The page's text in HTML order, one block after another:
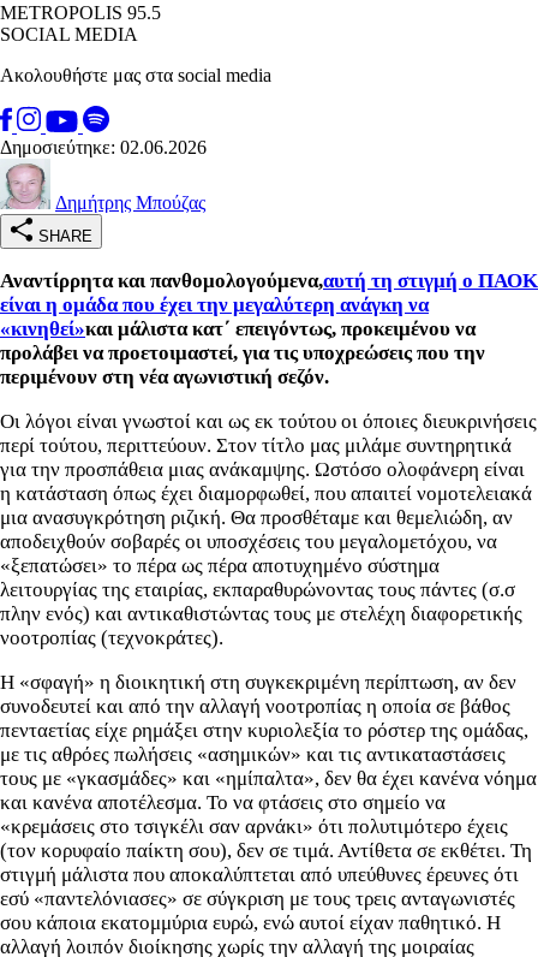
METROPOLIS 95.5
SOCIAL MEDIA
Ακολουθήστε μας στα social media
Δημοσιεύτηκε: 02.06.2026
Δημήτρης Μπούζας
SHARE
Αναντίρρητα και πανθομολογούμενα,αυτή τη στιγμή ο ΠΑΟΚ
είναι η ομάδα που έχει την μεγαλύτερη ανάγκη να
«κινηθεί»και μάλιστα κατ΄ επειγόντως, προκειμένου να
προλάβει να προετοιμαστεί, για τις υποχρεώσεις που την
περιμένουν στη νέα αγωνιστική σεζόν.
Οι λόγοι είναι γνωστοί και ως εκ τούτου οι όποιες διευκρινήσεις
περί τούτου, περιττεύουν. Στον τίτλο μας μιλάμε συντηρητικά
για την προσπάθεια μιας ανάκαμψης. Ωστόσο ολοφάνερη είναι
η κατάσταση όπως έχει διαμορφωθεί, που απαιτεί νομοτελειακά
μια ανασυγκρότηση ριζική. Θα προσθέταμε και θεμελιώδη, αν
αποδειχθούν σοβαρές οι υποσχέσεις του μεγαλομετόχου, να
«ξεπατώσει» το πέρα ως πέρα αποτυχημένο σύστημα
λειτουργίας της εταιρίας, εκπαραθυρώνοντας τους πάντες (σ.σ
πλην ενός) και αντικαθιστώντας τους με στελέχη διαφορετικής
νοοτροπίας (τεχνοκράτες).
Η «σφαγή» η διοικητική στη συγκεκριμένη περίπτωση, αν δεν
συνοδευτεί και από την αλλαγή νοοτροπίας η οποία σε βάθος
πενταετίας είχε ρημάξει στην κυριολεξία το ρόστερ της ομάδας,
με τις αθρόες πωλήσεις «ασημικών» και τις αντικαταστάσεις
τους με «γκασμάδες» και «ημίπαλτα», δεν θα έχει κανένα νόημα
και κανένα αποτέλεσμα. Το να φτάσεις στο σημείο να
«κρεμάσεις στο τσιγκέλι σαν αρνάκι» ότι πολυτιμότερο έχεις
(τον κορυφαίο παίκτη σου), δεν σε τιμά. Αντίθετα σε εκθέτει. Τη
στιγμή μάλιστα που αποκαλύπτεται από υπεύθυνες έρευνες ότι
εσύ «παντελόνιασες» σε σύγκριση με τους τρεις ανταγωνιστές
σου κάποια εκατομμύρια ευρώ, ενώ αυτοί είχαν παθητικό. Η
αλλαγή λοιπόν διοίκησης χωρίς την αλλαγή της μοιραίας